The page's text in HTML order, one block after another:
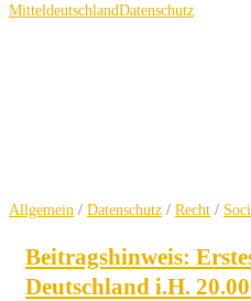
MitteldeutschlandDatenschutz
Allgemein / Datenschutz / Recht /
Beitragshinweis:
Deutschland i.H.